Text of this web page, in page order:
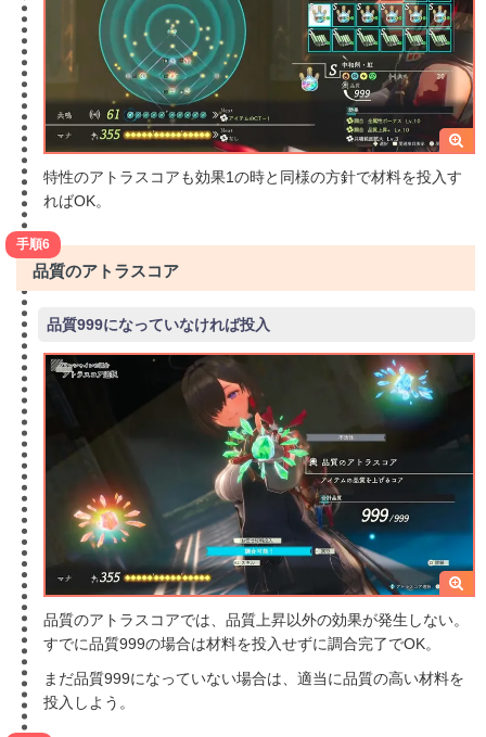
特性のアトラスコアも効果1の時と同様の方針で材料を投入す
ればOK。
品質のアトラスコア
手順6
品質999になっていなければ投入
品質のアトラスコアでは、品質上昇以外の効果が発生しない。
すでに品質999の場合は材料を投入せずに調合完了でOK。
まだ品質999になっていない場合は、適当に品質の高い材料を
投入しよう。